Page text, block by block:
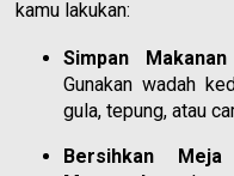
kamu lakukan:
Simpan
Gunakan wadah
gula, tepung, atau
Bersihkan